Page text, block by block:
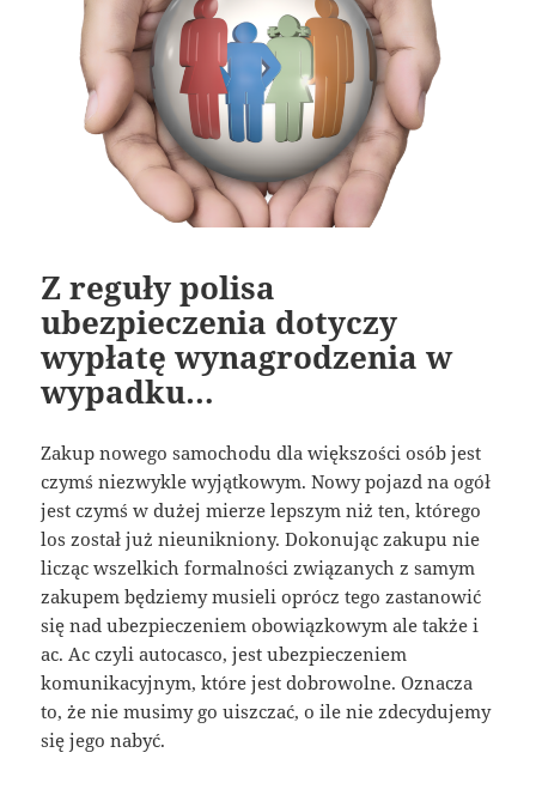
Z reguły polisa
ubezpieczenia dotyczy
wypłatę wynagrodzenia w
wypadku…
Zakup nowego samochodu dla większości osób jest
czymś niezwykle wyjątkowym. Nowy pojazd na ogół
jest czymś w dużej mierze lepszym niż ten, którego
los został już nieunikniony. Dokonując zakupu nie
licząc wszelkich formalności związanych z samym
zakupem będziemy musieli oprócz tego zastanowić
się nad ubezpieczeniem obowiązkowym ale także i
ac. Ac czyli autocasco, jest ubezpieczeniem
komunikacyjnym, które jest dobrowolne. Oznacza
to, że nie musimy go uiszczać, o ile nie zdecydujemy
się jego nabyć.